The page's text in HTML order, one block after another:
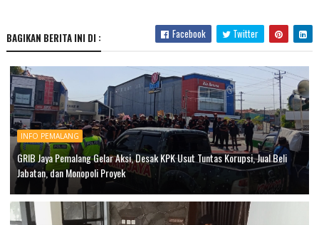
BAGIKAN BERITA INI DI : Facebook Twitter
INFO PEMALANG
GRIB Jaya Pemalang Gelar Aksi, Desak KPK Usut Tuntas Korupsi, Jual Beli
Jabatan, dan Monopoli Proyek